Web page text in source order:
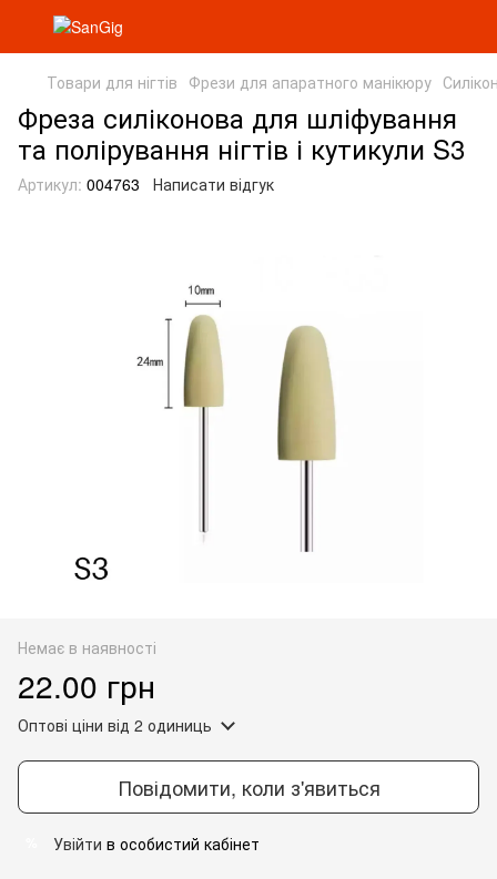
Товари для нігтів Фрези для апаратного манікюру
Фреза силіконова для шліфування
та полірування нігтів і кутикули S3
Артикул: 004763 Написати відгук
Немає в наявності
22.00 грн
Оптові ціни від 2 одиниць
Повідомити, коли з'явиться
Увійти в особистий кабінет